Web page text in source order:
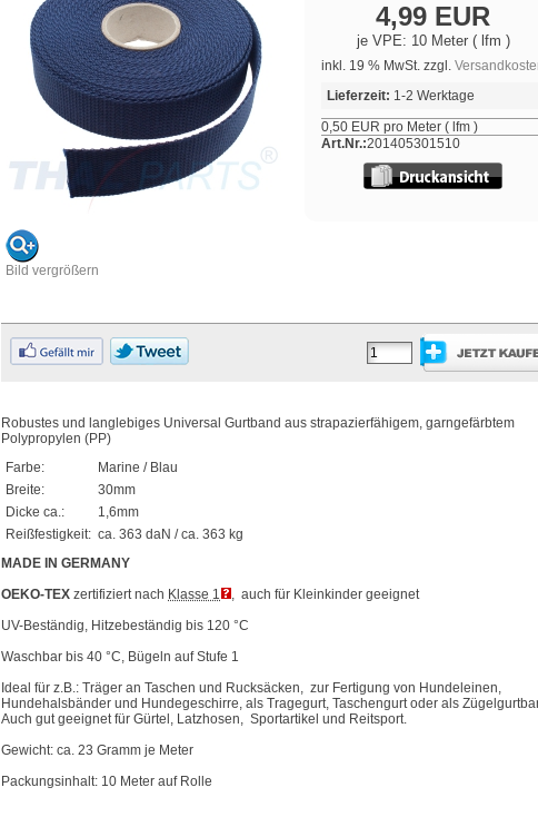
Bild vergrößern
4,99 EUR
je VPE: 10 Meter ( lfm )
inkl. 19 % MwSt. zzgl.
Lieferzeit: 1-2 Werktage
0,50 EUR pro Meter ( lfm )
Art.Nr.:201405301510
Robustes und langlebiges Universal Gurtband aus strapazierfähigem, garngefärbtem
Polypropylen (PP)
Farbe:
Marine / Blau
Breite:
30mm
Dicke ca.:
1,6mm
Reißfestigkeit: ca. 363 daN / ca. 363 kg
MADE IN GERMANY
OEKO-TEX zertifiziert nach Klasse 1
, auch für Kleinkinder geeignet
UV-Beständig, Hitzebeständig bis 120 °C
Waschbar bis 40 °C, Bügeln auf Stufe 1
Ideal für z.B.: Träger an Taschen und Rucksäcken, zur Fertigung von Hundeleinen,
Hundehalsbänder und Hundegeschirre, als Tragegurt, Taschengurt oder als
Auch gut geeignet für Gürtel, Latzhosen, Sportartikel und Reitsport.
Gewicht: ca. 23 Gramm je Meter
Packungsinhalt: 10 Meter auf Rolle